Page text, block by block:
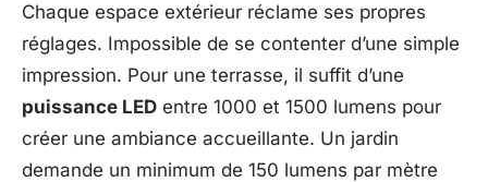
Chaque espace extérieur réclame ses propres
réglages. Impossible de se contenter d’une simple
impression. Pour une terrasse, il suffit d’une
puissance LED entre 1000 et 1500 lumens pour
créer une ambiance accueillante. Un jardin
demande un minimum de 150 lumens par mètre